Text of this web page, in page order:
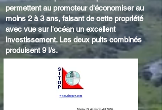
permettent au promoteur d'économiser au
moins 2 à 3 ans, faisant de cette propriété
avec vue sur l'océan un excellent
investissement. Les deux puits combinés
produisent 9 l/s.